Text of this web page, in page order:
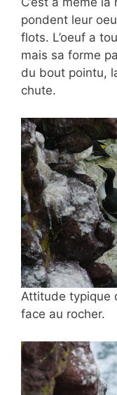
pondent leur
flots. L’oeuf a
mais sa forme
du bout pointu,
chute.
Attitude typique
face au rocher.